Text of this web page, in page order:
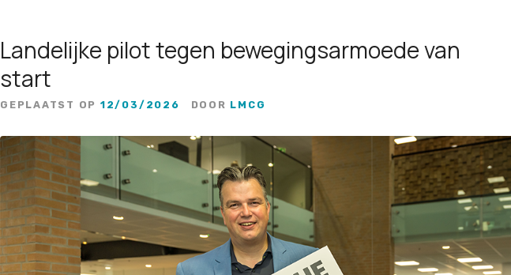
Landelijke pilot tegen bewegingsarmoede van
start
GEPLAATST OP 12/03/2026 DOOR LMCG